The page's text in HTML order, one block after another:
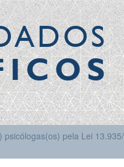
psicólogas(os) pela Lei